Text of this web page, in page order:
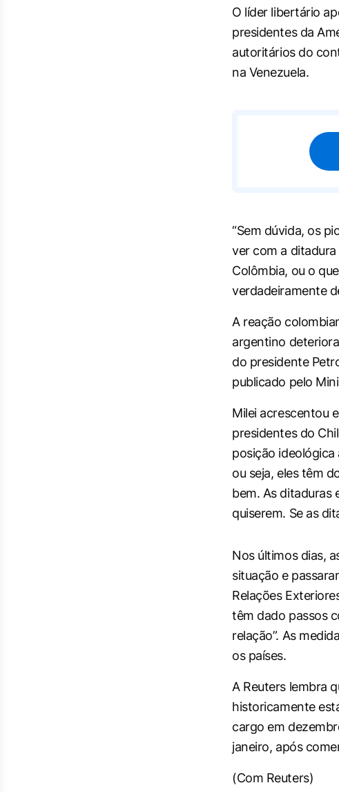
O líder libertário
presidentes da
autoritários do
na Venezuela.
“Sem dúvida, os
ver com a
Colômbia, ou o
verdadeiramente
A reação
argentino
do presidente
publicado pelo
Milei acrescentou
presidentes do
posição
ou seja, eles têm
bem. As ditaduras
quiserem. Se as
Nos últimos dias,
situação e
Relações
têm dado passos
relação”. As
os países.
A Reuters lembra
historicamente
cargo em
janeiro, após
(Com Reuters)